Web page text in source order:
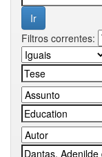
Filtros correntes: